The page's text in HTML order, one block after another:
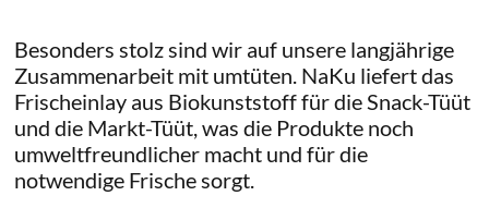
Besonders stolz sind wir auf unsere langjährige
Zusammenarbeit mit umtüten. NaKu liefert das
Frischeinlay aus Biokunststoff für die Snack-Tüüt
und die Markt-Tüüt, was die Produkte noch
umweltfreundlicher macht und für die
notwendige Frische sorgt.